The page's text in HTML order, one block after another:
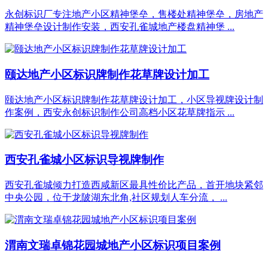
永创标识厂专注地产小区精神堡垒，售楼处精神堡垒，房地产
精神堡垒设计制作安装，西安孔雀城地产楼盘精神堡 ...
颐达地产小区标识牌制作花草牌设计加工
颐达地产小区标识牌制作花草牌设计加工，小区导视牌设计制
作案例，西安永创标识制作公司高档小区花草牌指示 ...
西安孔雀城小区标识导视牌制作
西安孔雀城倾力打造西咸新区最具性价比产品，首开地块紧邻
中央公园，位于龙陂湖东北角,社区规划人车分流， ...
渭南文瑞卓锦花园城地产小区标识项目案例